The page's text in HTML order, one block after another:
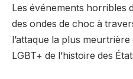
Les événements horribles
des ondes de choc à
l’attaque la plus
LGBT+ de l’histoire des